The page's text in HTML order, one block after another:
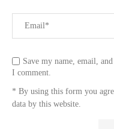
Save my name, email,
I comment.
* By using this form you
data by this website.